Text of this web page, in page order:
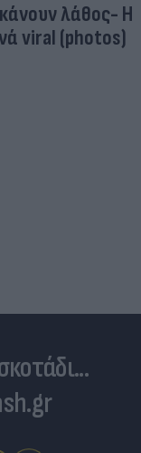
λάθος- Η
viral (photos)